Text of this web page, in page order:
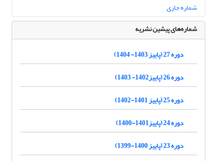
شماره جاری
شماره‌های پیشین نشریه
دوره 27 (پاییز 1403- 1404)
دوره 26 (پاییز1402- 1403)
دوره 25 (پاییز 1401-1402)
دوره 24 (پاییز1401-1400)
دوره 23 (پاییز 1400-1399)